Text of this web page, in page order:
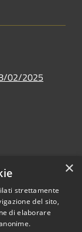
02/2025
2026 • Comune di
×
strettamente
del sito,
di elaborare